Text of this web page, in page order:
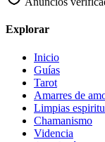
Explorar
Inicio
Guías
Tarot
Amarres de
Limpias
Chamanismo
Videncia